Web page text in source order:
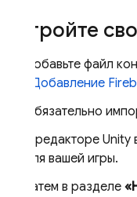
Настройте
Добавьте файл
«Добавление
Обязательно
В редакторе Unity
для вашей игры.
Затем в разделе